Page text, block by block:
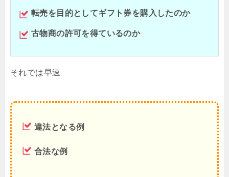
転売を目的としてギフト券を購入したのか
古物商の許可を得ているのか
それでは早速
違法となる例
合法な例